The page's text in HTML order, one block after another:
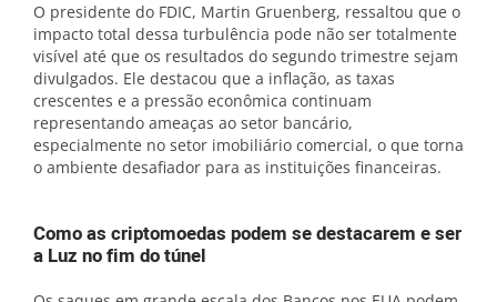
O presidente do FDIC, Martin Gruenberg, ressaltou que o
impacto total dessa turbulência pode não ser totalmente
visível até que os resultados do segundo trimestre sejam
divulgados. Ele destacou que a inflação, as taxas
crescentes e a pressão econômica continuam
representando ameaças ao setor bancário,
especialmente no setor imobiliário comercial, o que torna
o ambiente desafiador para as instituições financeiras.
Como as criptomoedas podem se destacarem e ser
a Luz no fim do túnel